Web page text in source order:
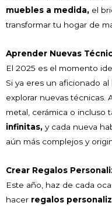
muebles a medida, el
transformar tu hogar de
Aprender Nuevas
El 2025 es el momento
Si ya eres un aficionado
explorar nuevas técnicas.
metal, cerámica o incluso
infinitas, y cada nueva
aún más complejos y
Crear Regalos
Este año, haz de cada
hacer regalos